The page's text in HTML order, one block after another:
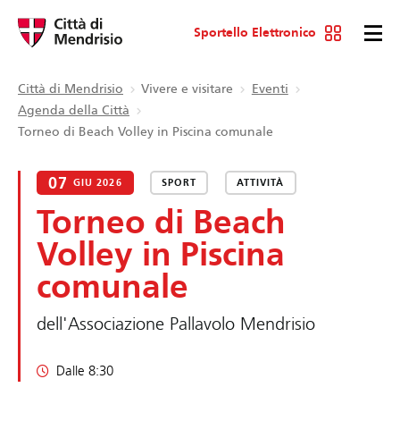
Sportello Elettronico
Città di Mendrisio Vivere e visitare
Eventi
Agenda della Città
Torneo di Beach Volley in Piscina comunale
07 GIU 2026 SPORT ATTIVITÀ
Torneo di Beach
Volley in Piscina
comunale
dell'Associazione Pallavolo Mendrisio
Dalle 8:30